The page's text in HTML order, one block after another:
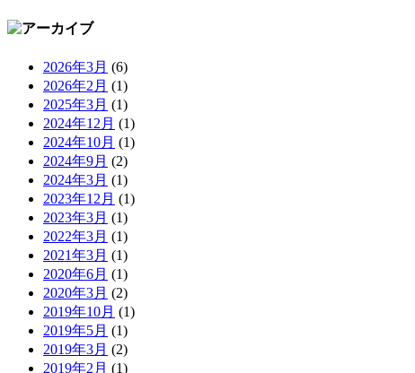
2026年3月 (6)
2026年2月 (1)
2025年3月 (1)
2024年12月 (1)
2024年10月 (1)
2024年9月 (2)
2024年3月 (1)
2023年12月 (1)
2023年3月 (1)
2022年3月 (1)
2021年3月 (1)
2020年6月 (1)
2020年3月 (2)
2019年10月 (1)
2019年5月 (1)
2019年3月 (2)
2019年2月 (1)